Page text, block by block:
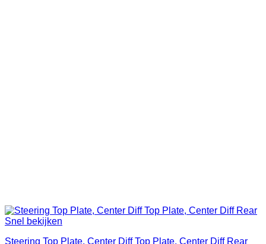
Snel bekijken
Steering Top Plate, Center Diff Top Plate, Center Diff Rear